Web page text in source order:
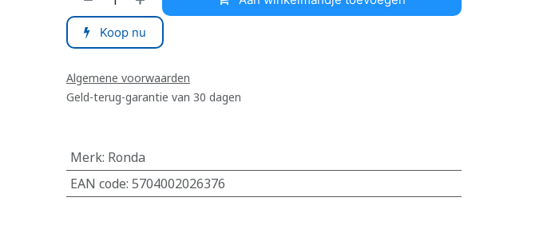
Koop nu
Algemene voorwaarden
Geld-terug-garantie van 30 dagen
Merk: Ronda
EAN code: 5704002026376